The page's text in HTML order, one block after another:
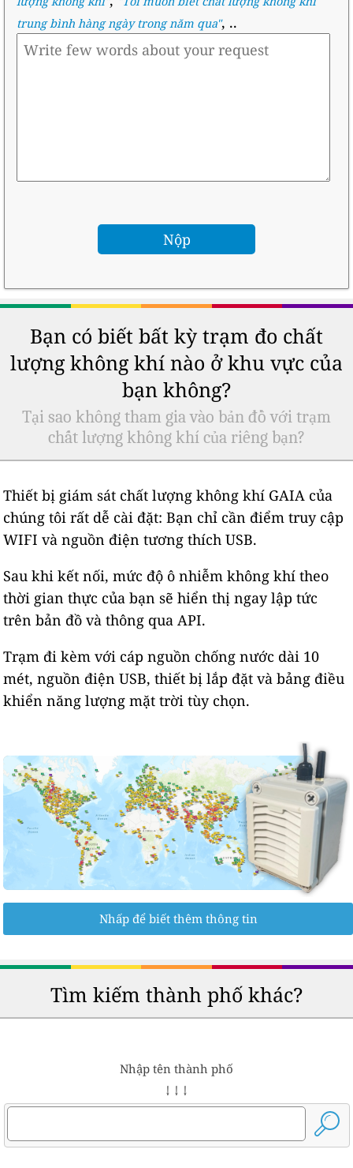
trung bình hàng ngày trong năm qua", ..
Bạn có biết bất kỳ trạm đo chất
lượng không khí nào ở khu vực của
bạn không?
Tại sao không tham gia vào bản đồ với trạm
chất lượng không khí của riêng bạn?
Thiết bị giám sát chất lượng không khí GAIA của
chúng tôi rất dễ cài đặt: Bạn chỉ cần điểm truy cập
WIFI và nguồn điện tương thích USB.
Sau khi kết nối, mức độ ô nhiễm không khí theo
thời gian thực của bạn sẽ hiển thị ngay lập tức
trên bản đồ và thông qua API.
Trạm đi kèm với cáp nguồn chống nước dài 10
mét, nguồn điện USB, thiết bị lắp đặt và bảng điều
khiển năng lượng mặt trời tùy chọn.
Nhấp để biết thêm thông tin
Tìm kiếm thành phố khác?
Nhập tên thành phố
↓ ↓ ↓